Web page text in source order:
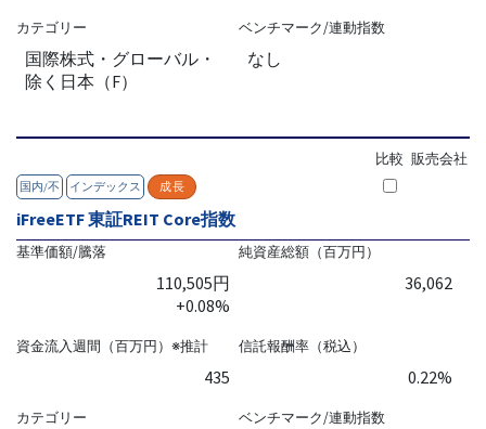
カテゴリー
国際株式・グローバル・
除く日本（F）
ベンチマーク/連動指数
なし
国内/不 インデックス 成長
比較 販売会社
iFreeETF 東証REIT Core指数
基準価額/騰落
110,505円
+0.08%
純資産総額（百万円）
36,062
資金流入週間（百万円）※推計
435
信託報酬率（税込）
0.22%
カテゴリー ベンチマーク/連動指数